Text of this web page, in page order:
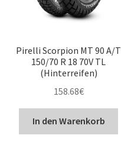
Pirelli Scorpion MT 90 A/T
150/70 R 18 70V TL
(Hinterreifen)
158.68€
In den Warenkorb